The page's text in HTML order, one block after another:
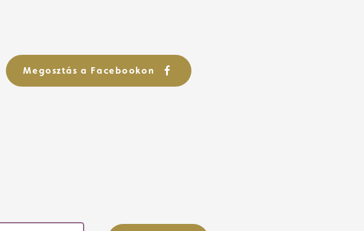
Megosztás a Facebookon